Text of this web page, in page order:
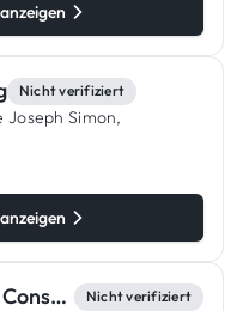
Nicht verifiziert
Joseph Simon,
Majerus Geimer Constructions Nicht verifiziert